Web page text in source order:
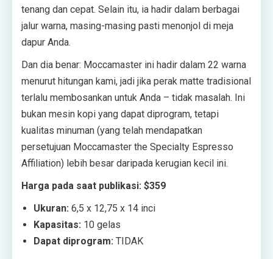
tenang dan cepat. Selain itu, ia hadir dalam berbagai
jalur warna, masing-masing pasti menonjol di meja
dapur Anda.
Dan dia benar: Moccamaster ini hadir dalam 22 warna
menurut hitungan kami, jadi jika perak matte tradisional
terlalu membosankan untuk Anda – tidak masalah. Ini
bukan mesin kopi yang dapat diprogram, tetapi
kualitas minuman (yang telah mendapatkan
persetujuan Moccamaster the Specialty Espresso
Affiliation) lebih besar daripada kerugian kecil ini.
Harga pada saat publikasi: $359
Ukuran: 6,5 x 12,75 x 14 inci
Kapasitas: 10 gelas
Dapat diprogram: TIDAK